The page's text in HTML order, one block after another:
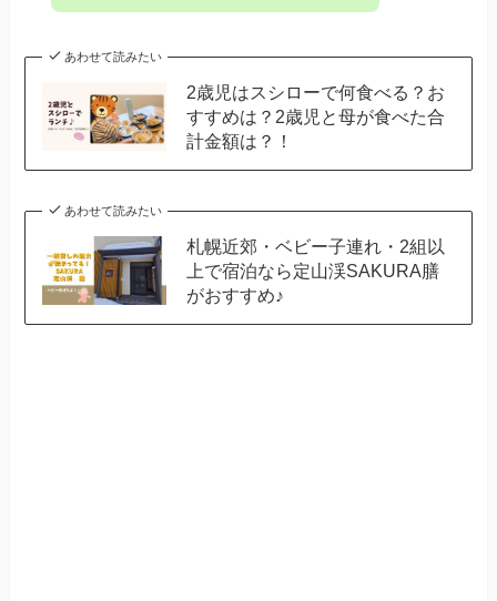
あわせて読みたい
2歳児はスシローで何食べる？お
すすめは？2歳児と母が食べた合
計金額は？！
あわせて読みたい
札幌近郊・ベビー子連れ・2組以
上で宿泊なら定山渓SAKURA膳
がおすすめ♪